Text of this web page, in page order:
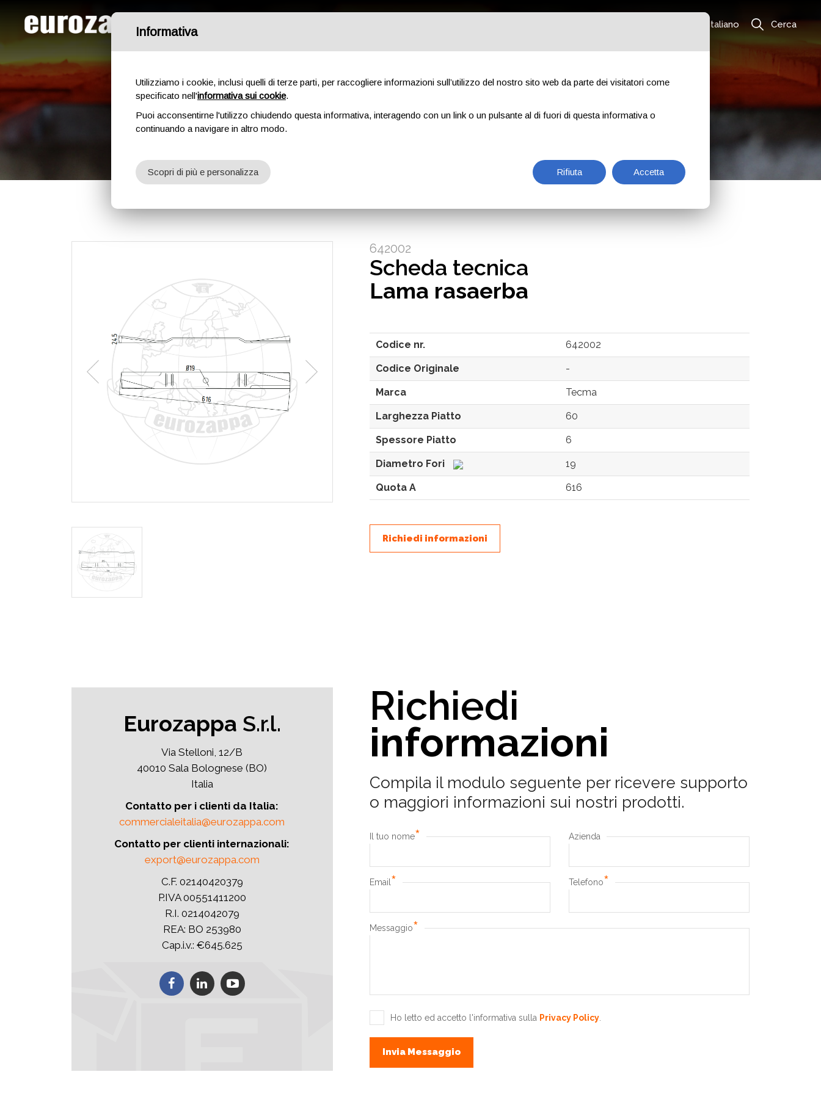
Cerca
Italiano
Lama rasaerba
642002
Scheda tecnica
Lama rasaerba
Codice nr. 642002
Codice Originale -
Marca Tecma
Larghezza Piatto 60
Spessore Piatto 6
Diametro Fori 19
Quota A 616
Richiedi informazioni
Richiedi
informazioni
Compila il modulo seguente per ricevere supporto
o maggiori informazioni sui nostri prodotti.
Il tuo nome* Azienda
Email * Telefono*
Messaggio*
Ho letto ed accetto l'informativa sulla Privacy Policy.
Eurozappa S.r.l.
Via Stelloni, 12/B
40010 Sala Bolognese (BO)
Italia
Contatto per i clienti da Italia:
commercialeitalia@eurozappa.com
Contatto per clienti internazionali:
export@eurozappa.com
C.F. 02140420379
P.IVA 00551411200
R.I. 0214042079
REA: BO 253980
Cap.i.v.: €645.625
Informativa
Utilizziamo i cookie, inclusi quelli di terze parti, per raccogliere informazioni sull’utilizzo del nostro sito web da parte dei visitatori come
specificato nell'informativa sui cookie.
Puoi acconsentirne l'utilizzo chiudendo questa informativa, interagendo con un link o un pulsante al di fuori di questa informativa o
continuando a navigare in altro modo.
Rifiuta Accetta
Scopri di più e personalizza